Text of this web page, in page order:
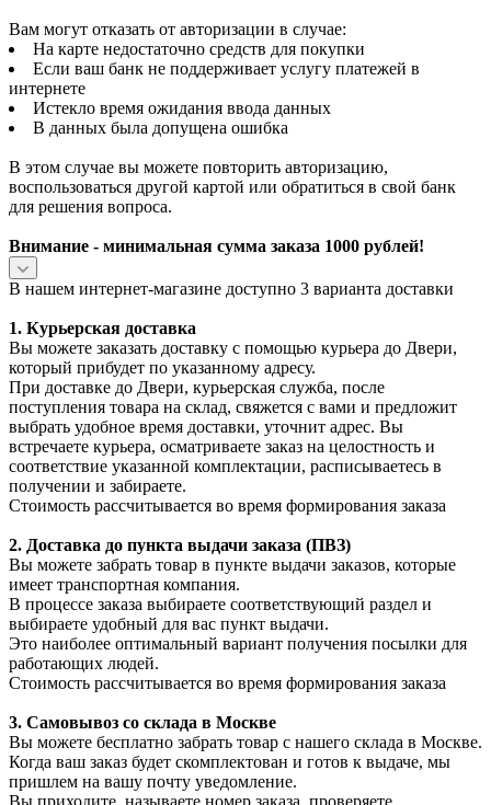
Вам могут отказать от авторизации в случае:
На карте недостаточно средств для покупки
Если ваш банк не поддерживает услугу платежей в
интернете
Истекло время ожидания ввода данных
В данных была допущена ошибка
В этом случае вы можете повторить авторизацию,
воспользоваться другой картой или обратиться в свой банк
для решения вопроса.
Внимание - минимальная сумма заказа 1000 рублей!
В нашем интернет-магазине доступно 3 варианта доставки
1. Курьерская доставка
Вы можете заказать доставку с помощью курьера до Двери,
который прибудет по указанному адресу.
При доставке до Двери, курьерская служба, после
поступления товара на склад, свяжется с вами и предложит
выбрать удобное время доставки, уточнит адрес. Вы
встречаете курьера, осматриваете заказ на целостность и
соответствие указанной комплектации, расписываетесь в
получении и забираете.
Стоимость рассчитывается во время формирования заказа
2. Доставка до пункта выдачи заказа (ПВЗ)
Вы можете забрать товар в пункте выдачи заказов, которые
имеет транспортная компания.
В процессе заказа выбираете соответствующий раздел и
выбираете удобный для вас пункт выдачи.
Это наиболее оптимальный вариант получения посылки для
работающих людей.
Стоимость рассчитывается во время формирования заказа
3. Самовывоз со склада в Москве
Вы можете бесплатно забрать товар с нашего склада в Москве.
Когда ваш заказ будет скомплектован и готов к выдаче, мы
пришлем на вашу почту уведомление.
Вы приходите, называете номер заказа, проверяете